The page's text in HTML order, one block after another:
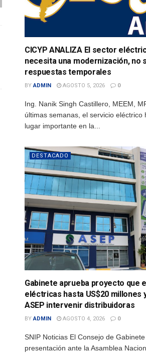
CICYP ANALIZA El sector
necesita una modernización, no
respuestas temporales
BY ADMIN AGOSTO 5, 2026 0
Ing. Nanik Singh Castillero, MEEM,
últimas semanas, el servicio eléctrico
lugar importante en la...
DESTACADO
Gabinete aprueba proyecto que
eléctricas hasta US$20 millones
ASEP intervenir distribuidoras
BY ADMIN AGOSTO 4, 2026 0
SNIP Noticias El Consejo de
presentación ante la Asamblea